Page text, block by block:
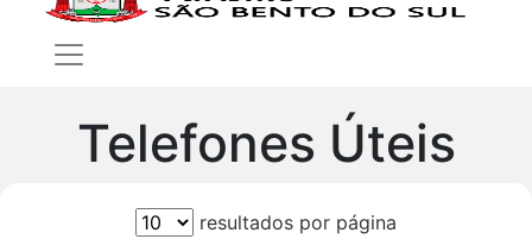
Telefones Úteis
resultados por página